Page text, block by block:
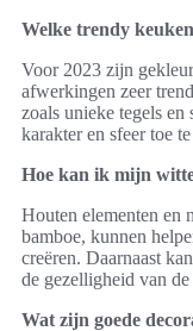
Welke trendy
Voor 2023 zijn
afwerkingen zeer
zoals unieke tegels
karakter en sfeer toe
Hoe kan ik mijn
Houten elementen en
bamboe, kunnen
creëren. Daarnaast
de gezelligheid van
Wat zijn goede